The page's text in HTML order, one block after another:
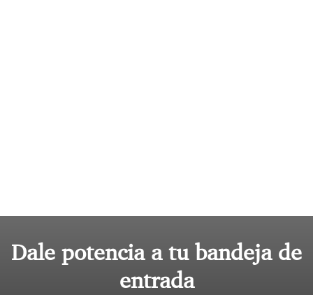
Dale potencia a tu bandeja de
entrada